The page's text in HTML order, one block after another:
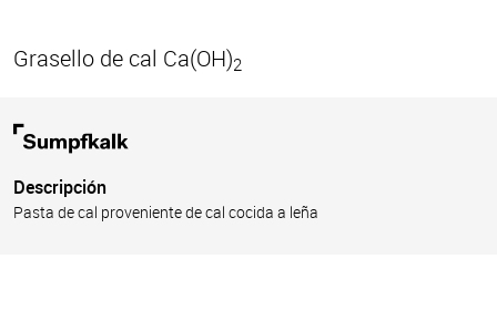
Grasello de cal Ca(OH)2
Descripción
Pasta de cal proveniente de cal cocida a leña